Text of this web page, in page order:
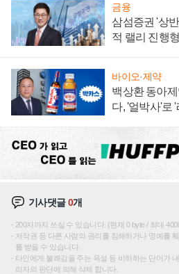
금융
삼섬증권 '상
적 랠리 진행
바이오·제약
백상환 동아
다, '얼박사'로
기사댓글0개
200자까지 쓰실 수 있습니다. (현재 0 byte / 최대
저작권 등 다른 사람의 권리를 침해하거나 명예를
를 받을 수 있습니다.
타인에게 불쾌감을 주는 욕설 등 비하하는 단어가
리자의 판단에 의해 삭제 합니다.